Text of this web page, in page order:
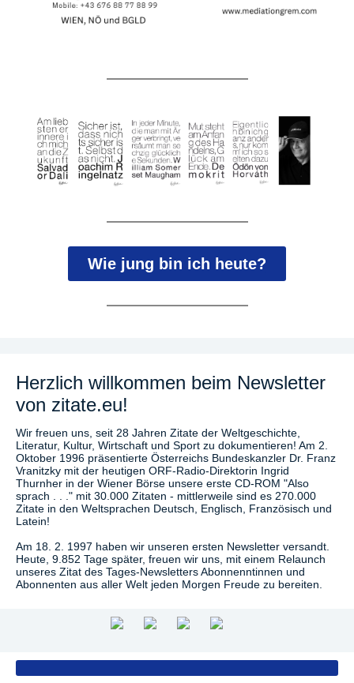
Wie jung bin ich heute?
Herzlich willkommen beim Newsletter
von zitate.eu!
Wir freuen uns, seit 28 Jahren Zitate der Weltgeschichte,
Literatur, Kultur, Wirtschaft und Sport zu dokumentieren! Am 2.
Oktober 1996 präsentierte Österreichs Bundeskanzler Dr. Franz
Vranitzky mit der heutigen ORF-Radio-Direktorin Ingrid
Thurnher in der Wiener Börse unsere erste CD-ROM "Also
sprach . . ." mit 30.000 Zitaten - mittlerweile sind es 270.000
Zitate in den Weltsprachen Deutsch, Englisch, Französisch und
Latein!
Am 18. 2. 1997 haben wir unseren ersten Newsletter versandt.
Heute, 9.852 Tage später, freuen wir uns, mit einem Relaunch
unseres Zitat des Tages-Newsletters Abonnenntinnen und
Abonnenten aus aller Welt jeden Morgen Freude zu bereiten.